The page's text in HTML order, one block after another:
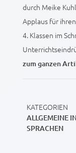
durch Meike
Applaus für
4. Klassen im
zum ganzen
KATEGORIEN
ALLGEMEINE
SPRACHEN